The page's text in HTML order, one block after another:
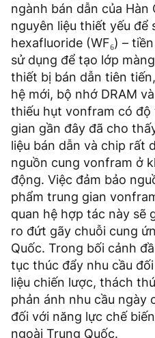
ngành bán dẫn của Hàn
nguyên liệu thiết yếu để
hexafluoride (WF₆) –
sử dụng để tạo lớp
thiết bị bán dẫn tiên
hệ mới, bộ nhớ DRAM
thiếu hụt vonfram có
gian gần đây đã cho
liệu bán dẫn và chip rất
nguồn cung vonfram ở
động. Việc đảm bảo
phẩm trung gian
quan hệ hợp tác này sẽ
ro đứt gãy chuỗi cung
Quốc. Trong bối cảnh
tục thúc đẩy nhu cầu
liệu chiến lược, thách
phản ánh nhu cầu ngày
đối với năng lực chế
ngoài Trung Quốc.